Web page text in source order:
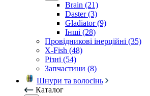
Brain (21)
Daster (3)
Gladiator (9)
Інші (28)
Провідникові інерційні (35)
X-Fish (48)
Різні (54)
Запчастини (8)
Шнури та волосінь
Каталог